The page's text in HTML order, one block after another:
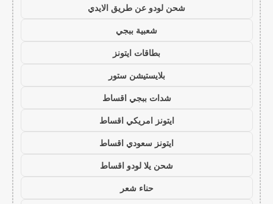
شحن لودو عن طريق الايدي
شعبية ببجي
بطاقات ايتونز
بلايستيشن ستور
شدات ببجي اقساط
ايتونز امريكي اقساط
ايتونز سعودي اقساط
شحن يلا لودو اقساط
حناء شعر